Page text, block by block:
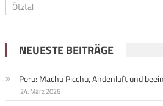
Ötztal
NEUESTE BEITRÄGE
Peru: Machu Picchu, Andenluft und
24. März 2026